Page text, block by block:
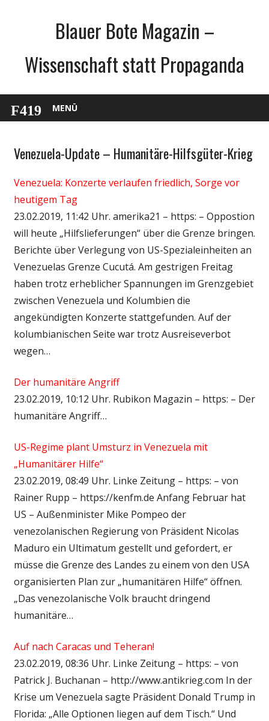
Blauer Bote Magazin –
Wissenschaft statt Propaganda
MENÜ
Gesellschaft
Politik
Wissenschaft
Venezuela-Update – Humanitäre-Hilfsgüter-Krieg
Venezuela: Konzerte verlaufen friedlich, Sorge vor
heutigem Tag
23.02.2019, 11:42 Uhr. amerika21 – https: – Oppostion
will heute „Hilfslieferungen“ über die Grenze bringen.
Berichte über Verlegung von US-Spezialeinheiten an
Venezuelas Grenze Cucutá. Am gestrigen Freitag
haben trotz erheblicher Spannungen im Grenzgebiet
zwischen Venezuela und Kolumbien die
angekündigten Konzerte stattgefunden. Auf der
kolumbianischen Seite war trotz Ausreiseverbot
wegen…
Der humanitäre Angriff
23.02.2019, 10:12 Uhr. Rubikon Magazin – https: – Der
humanitäre Angriff…
US-Regime plant Umsturz in Venezuela mit
„Humanitärer Hilfe“
23.02.2019, 08:49 Uhr. Linke Zeitung – https: – von
Rainer Rupp – https://kenfm.de Anfang Februar hat
US – Außenminister Mike Pompeo der
venezolanischen Regierung von Präsident Nicolas
Maduro ein Ultimatum gestellt und gefordert, er
müsse die Grenze des Landes zu einem von den USA
organisierten Plan zur „humanitären Hilfe“ öffnen.
„Das venezolanische Volk braucht dringend
humanitäre…
Auf nach Caracas und Teheran!
23.02.2019, 08:36 Uhr. Linke Zeitung – https: – von
Patrick J. Buchanan – http://www.antikrieg.com In der
Krise um Venezuela sagte Präsident Donald Trump in
Florida: „Alle Optionen liegen auf dem Tisch.“ Und